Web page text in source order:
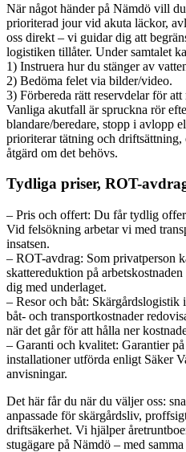
När något händer på Nämdö vill
prioriterad jour vid akuta läckor,
oss direkt – vi guidar dig att
logistiken tillåter. Under samtalet
1) Instruera hur du stänger av
2) Bedöma felet via bilder/video.
3) Förbereda rätt reservdelar för
Vanliga akutfall är spruckna rör
blandare/beredare, stopp i avlopp
prioriterar tätning och
åtgärd om det behövs.
Tydliga priser, ROT-
– Pris och offert: Du får tydlig
Vid felsökning arbetar vi med
insatsen.
– ROT-avdrag: Som privatperson
skattereduktion på
dig med underlaget.
– Resor och båt: Skärgårdslogistik
båt- och transportkostnader
när det går för att hålla ner
– Garanti och kvalitet: Garantier
installationer utförda enligt Säker
anvisningar.
Det här får du när du väljer oss:
anpassade för skärgårdsliv,
driftsäkerhet. Vi hjälper
stugägare på Nämdö – med